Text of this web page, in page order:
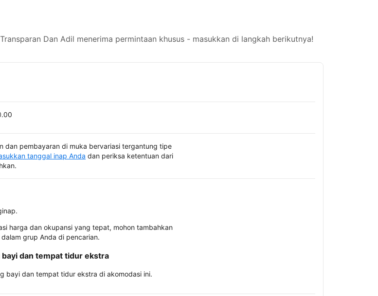
Dan Adil menerima permintaan khusus - masukkan di langkah berikutnya!
dan pembayaran di muka bervariasi tergantung tipe
tanggal inap Anda dan periksa ketentuan dari
harga dan okupansi yang tepat, mohon tambahkan
grup Anda di pencarian.
bayi dan tempat tidur ekstra
bayi dan tempat tidur ekstra di akomodasi ini.